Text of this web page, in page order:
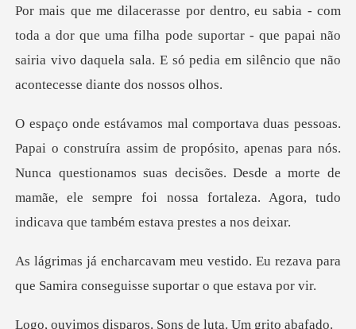
ue uma filha pode suportar - que papai não
sairia vivo daquela sala
sito, apenas para nós.
Nunca questionamos suas decisões. Desde a morte de
mamãe, ele s
do. Eu rezava para
que Samira conseg
aros. Sons de luta